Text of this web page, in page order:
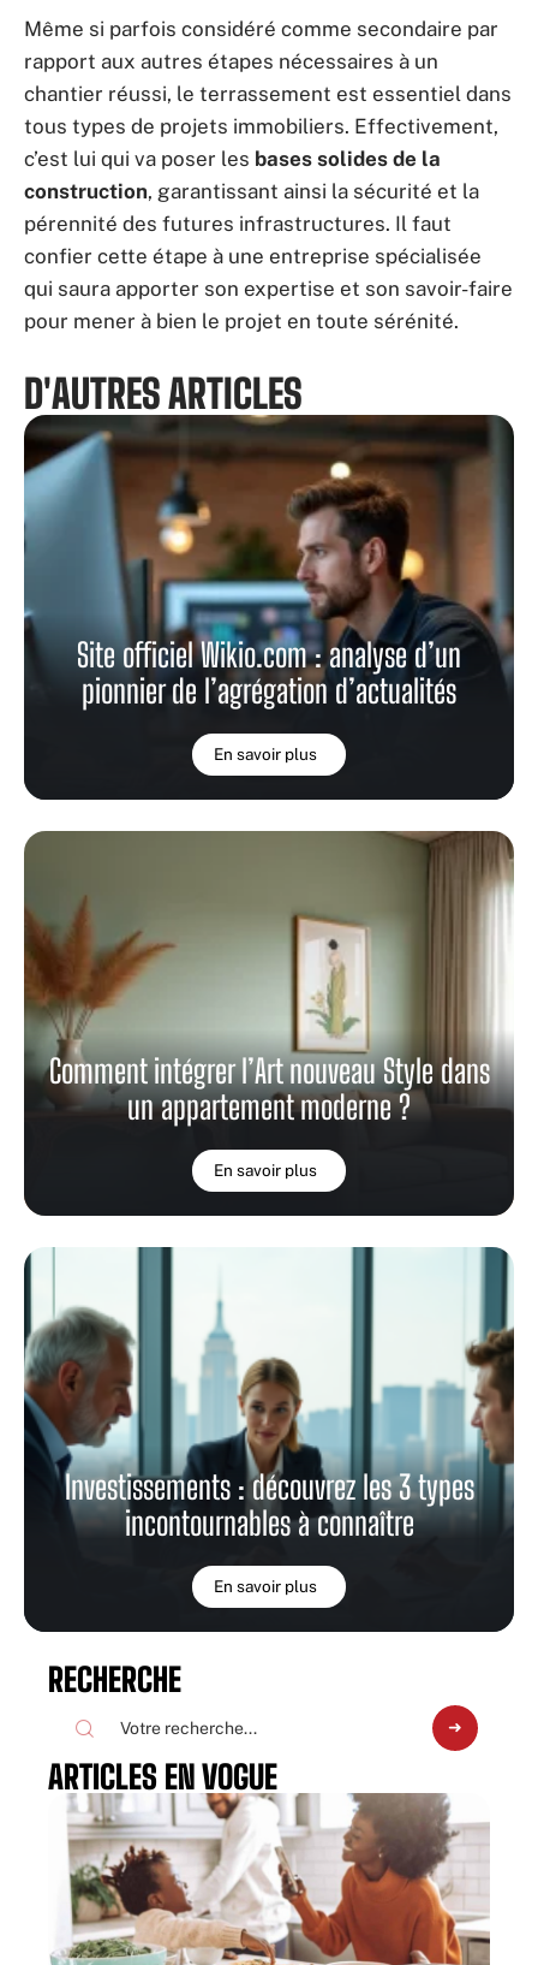
Même si parfois considéré comme secondaire par
rapport aux autres étapes nécessaires à un
chantier réussi, le terrassement est essentiel dans
tous types de projets immobiliers. Effectivement,
c’est lui qui va poser les bases solides de la
construction, garantissant ainsi la sécurité et la
pérennité des futures infrastructures. Il faut
confier cette étape à une entreprise spécialisée
qui saura apporter son expertise et son savoir-faire
pour mener à bien le projet en toute sérénité.
D'AUTRES ARTICLES
Site officiel Wikio.com : analyse d’un
pionnier de l’agrégation d’actualités
En savoir plus
Comment intégrer l’Art nouveau Style dans
un appartement moderne ?
En savoir plus
Investissements : découvrez les 3 types
incontournables à connaître
En savoir plus
RECHERCHE
ARTICLES EN VOGUE